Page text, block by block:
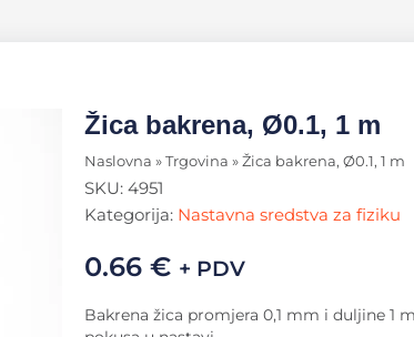
Žica bakrena, Ø0.1, 1 m
Naslovna » Trgovina » Žica bakrena, Ø0.1, 1 m
SKU: 4951
Kategorija: Nastavna sredstva za fiziku
0.66 € + PDV
Bakrena žica promjera 0,1 mm i duljine 1